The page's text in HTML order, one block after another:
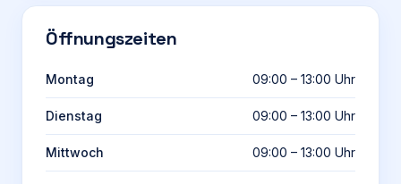
Öffnungszeiten
Montag 09:00 – 13:00 Uhr
Dienstag 09:00 – 13:00 Uhr
Mittwoch 09:00 – 13:00 Uhr